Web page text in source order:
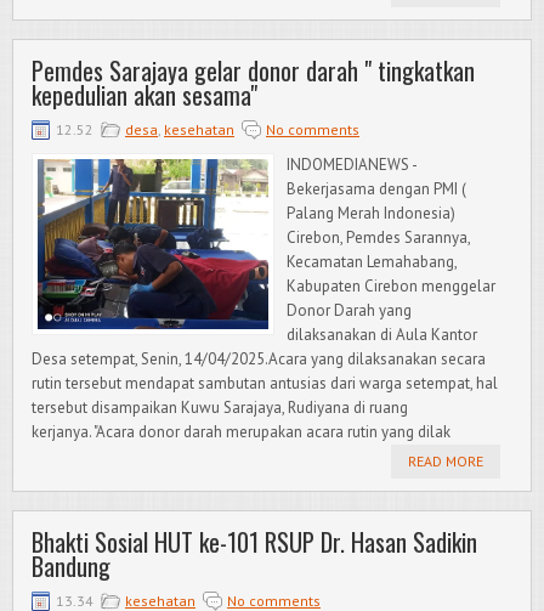
Pemdes Sarajaya gelar donor darah " tingkatkan
kepedulian akan sesama"
12.52 desa kesehatan No comments
INDOMEDIANEWS -
Bekerjasama dengan PMI (
Palang Merah Indonesia)
Cirebon, Pemdes Sarannya,
Kecamatan Lemahabang,
Kabupaten Cirebon menggelar
Donor Darah yang
dilaksanakan di Aula Kantor
Desa setempat, Senin, 14/04/2025.Acara yang dilaksanakan secara
rutin tersebut mendapat sambutan antusias dari warga setempat, hal
tersebut disampaikan Kuwu Sarajaya, Rudiyana di ruang
kerjanya. "Acara donor darah merupakan acara rutin yang dilak
READ MORE
Bhakti Sosial HUT ke-101 RSUP Dr. Hasan Sadikin
Bandung
13.34 kesehatan No comments